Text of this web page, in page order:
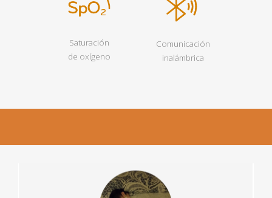
Saturación
de oxígeno
Comunicación
inalámbrica